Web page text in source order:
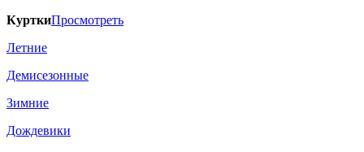
КурткиПросмотреть
Летние
Демисезонные
Зимние
Дождевики